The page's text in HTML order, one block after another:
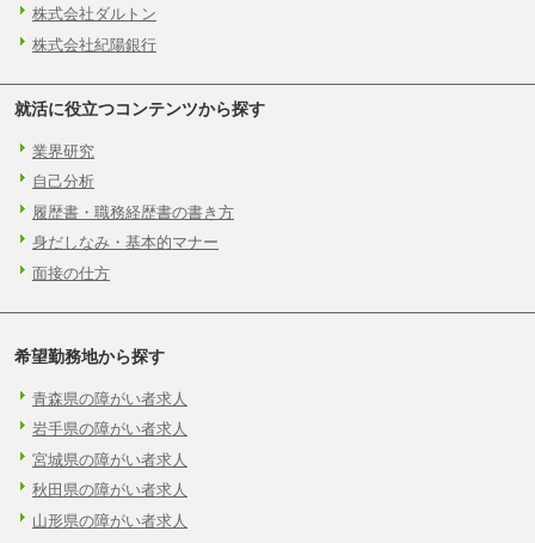
⑤月給20万円～25万円
⑥月給33万円～48万円
⑯月給185,000円以上
⑰月給237,000円以上
㉑月給185,000 円以上
㉒月給185,000 円以上
㉓月給224,500円以上
株式会社ダルトン
株式会社紀陽銀行
就活に役立つコンテンツから探す
業界研究
自己分析
履歴書・職務経歴書の書き方
身だしなみ・基本的マナー
面接の仕方
希望勤務地から探す
青森県の障がい者求人
岩手県の障がい者求人
宮城県の障がい者求人
秋田県の障がい者求人
山形県の障がい者求人